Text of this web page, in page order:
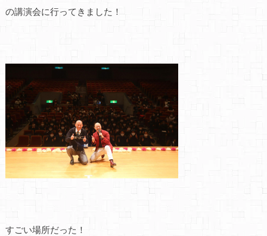
の講演会に行ってきました！
すごい場所だった！